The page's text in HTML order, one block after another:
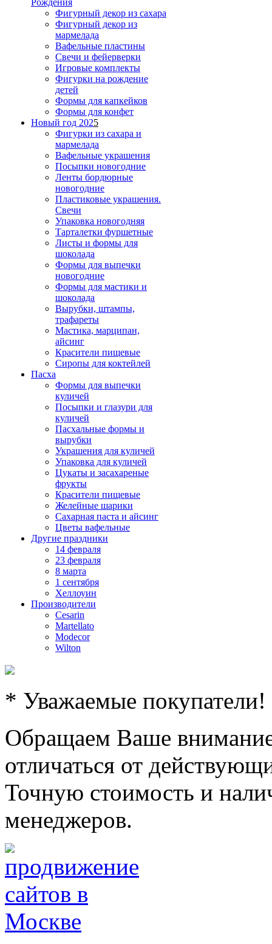
Фигурный декор из сахара
Фигурный декор из
мармелада
Вафельные пластины
Свечи и фейерверки
Игровые комплекты
Фигурки на рождение
детей
Формы для капкейков
Формы для конфет
Новый год 2025
Фигурки из сахара и
мармелада
Вафельные украшения
Посыпки новогодние
Ленты бордюрные
новогодние
Пластиковые украшения.
Свечи
Упаковка новогодняя
Тарталетки фуршетные
Листы и формы для
шоколада
Формы для выпечки
новогодние
Формы для мастики и
шоколада
Вырубки, штампы,
трафареты
Мастика, марципан,
айсинг
Красители пищевые
Сиропы для коктейлей
Пасха
Формы для выпечки
куличей
Посыпки и глазури для
куличей
Пасхальные формы и
вырубки
Украшения для куличей
Упаковка для куличей
Цукаты и засахареные
фрукты
Красители пищевые
Желейные шарики
Сахарная паста и айсинг
Цветы вафельные
Другие праздники
14 февраля
23 февраля
8 марта
1 сентября
Хеллоуин
Производители
Cesarin
Martellato
Modecor
Wilton
* Уважаемые покупатели!
Обращаем Ваше
отличаться от
Точную стоимость и
менеджеров.